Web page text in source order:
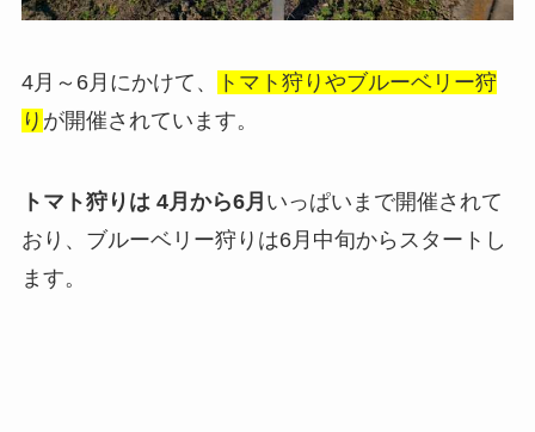
4月～6月にかけて、
トマト狩りやブルーベリー狩
り が開催されています。
トマト狩りは 4月から6月 いっぱいまで開催されて
おり、ブルーベリー狩りは6月中旬からスタートし
ます。